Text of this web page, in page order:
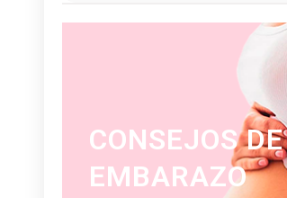
CONSEJOS DE
EMBARAZO